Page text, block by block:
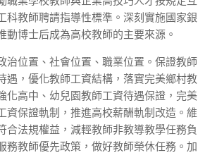
科教師聘請指導性標準。深刻實施國家銀
動博士后成為高校教師的主要來源。
治位置、社會位置、職業位置。保證教師
遇，優化教師工資結構，落實完美鄉村教
化高中、幼兒園教師工資待遇保證，完美
資保證軌制，推進高校薪酬軌制改造。維
合法規權益，減輕教師非教導教學任務負
務教師優先政策，做好教師榮休任務。加